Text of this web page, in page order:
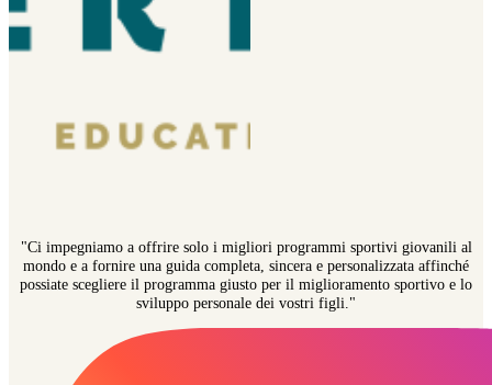
"Ci impegniamo a offrire solo i migliori programmi sportivi giovanili al
mondo e a fornire una guida completa, sincera e personalizzata affinché
possiate scegliere il programma giusto per il miglioramento sportivo e lo
sviluppo personale dei vostri figli."